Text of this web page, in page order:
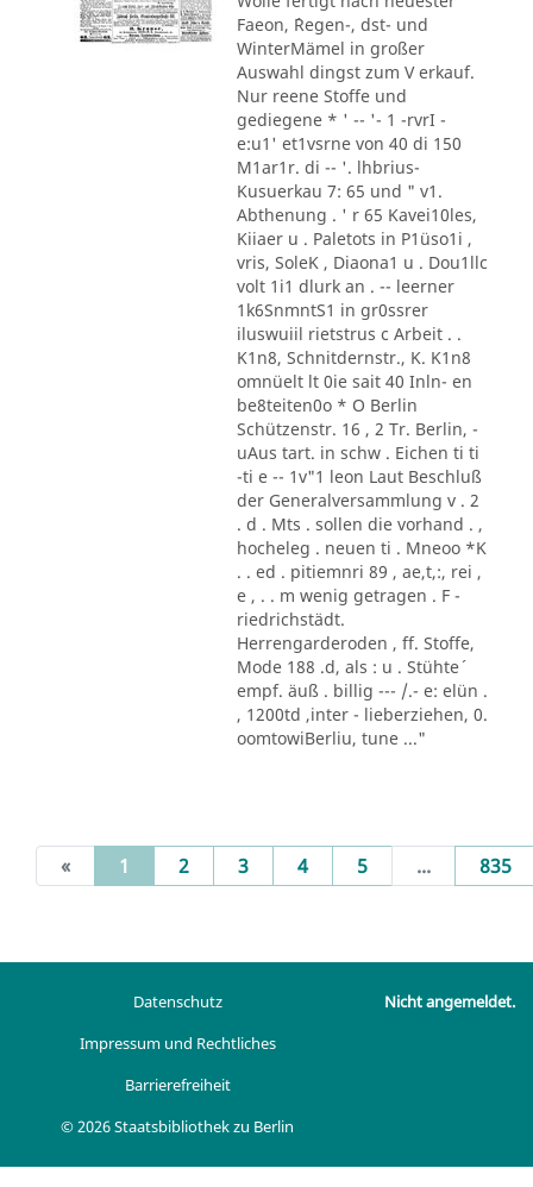
Faeon, ´Regen-, dst- und
WinterMämel in großer
Auswahl dingst zum V erkauf.
Nur reene Stoffe und
gediegene * ' -- '- 1 -rvrI -
e:u1' et1vsrne von 40 di 150
M1ar1r. di -- '. lhbrius-
Kusuerkau 7: 65 und " v1.
Abthenung . ' r 65 Kavei10les,
Kiiaer u . Paletots in P1üso1i ,
vris, SoleK , Diaona1 u . Dou1llc
volt 1i1 dlurk an . -- leerner
1k6SnmntS1 in gr0ssrer
iluswuiil rietstrus c Arbeit . .
K1n8, Schnitdernstr., K. K1n8
omnüelt lt 0ie sait 40 Inln- en
be8teiten0o * O Berlin
Schützenstr. 16 , 2 Tr. Berlin, -
uAus tart. in schw . Eichen ti ti
-ti e -- 1v"1 leon Laut Beschluß
der Generalversammlung v . 2
. d . Mts . sollen die vorhand . ,
hocheleg . neuen ti . Mneoo *K
. . ed . pitiemnri 89 , ae,t,:, rei ,
e , . . m wenig getragen . F -
riedrichstädt.
Herrengarderoden , ff. Stoffe,
Mode 188 .d, als : u . Stühte´
empf. äuß . billig --- /.- e: elün .
, 1200td ,inter - lieberziehen, 0.
oomtowiBerliu, tune ..."
« 1 (current)
2 3 4 5 ... 835
Datenschutz
Impressum und Rechtliches
Barrierefreiheit
© 2026 Staatsbibliothek zu Berlin
Nicht angemeldet.